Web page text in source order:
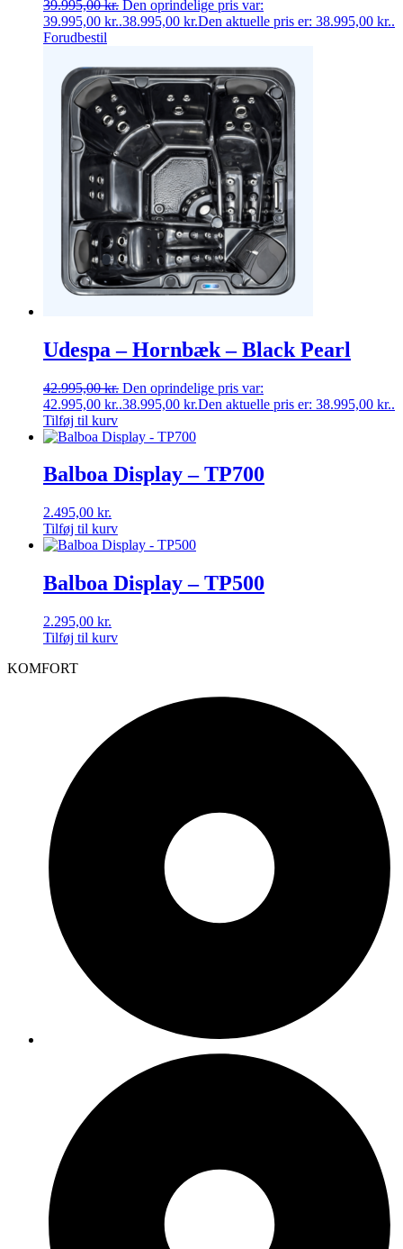
39.995,00kr. Den oprindelige pris var:
39.995,00 kr..38.995,00 kr.Den aktuelle pris er: 38.995,00 kr..
Forudbestil
Udespa – Hornbæk – Black Pearl
42.995,00kr. Den oprindelige pris var:
42.995,00 kr..38.995,00 kr.Den aktuelle pris er: 38.995,00 kr..
Tilføj til kurv
Balboa Display – TP700
2.495,00 kr.
Tilføj til kurv
Balboa Display – TP500
2.295,00 kr.
Tilføj til kurv
KOMFORT